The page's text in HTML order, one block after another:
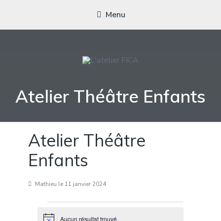
Menu
Actions conviviales écologiques et solidaires sur le territoire de
Meximieux
Atelier Théâtre Enfants
Atelier Théâtre
Enfants
Mathieu le 11 janvier 2024
Évènements
Aucun résultat trouvé.